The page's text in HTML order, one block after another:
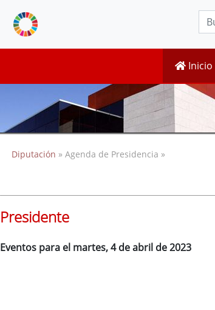
Inicio
Diputación » Agenda de Presidencia »
Presidente
Eventos para el martes, 4 de abril de 2023